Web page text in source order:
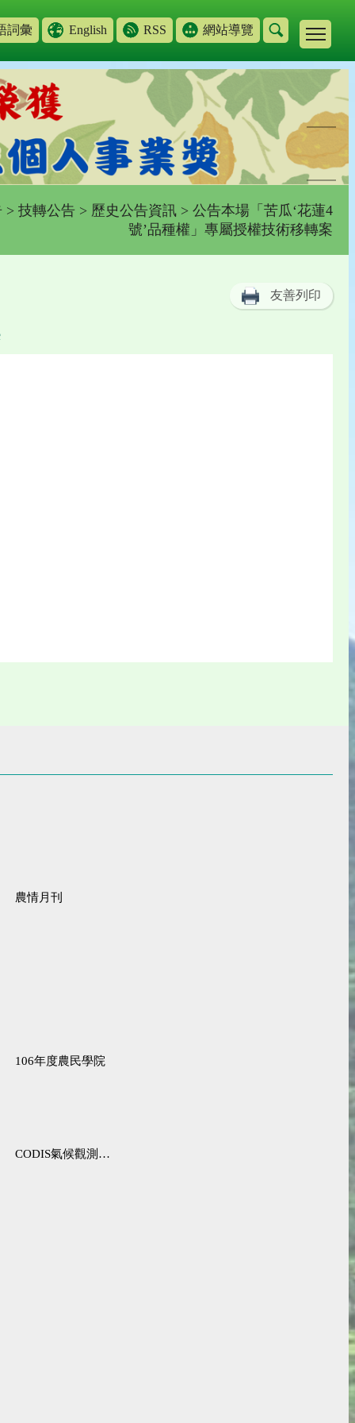
詞彙 English RSS 網站導覽
> 技轉公告 > 歷史公告資訊 > 公告本場「苦瓜‘花蓮4
號’品種權」專屬授權技術移轉案
友善列印
農情月刊
106年度農民學院
CODIS氣候觀測資料查詢服務